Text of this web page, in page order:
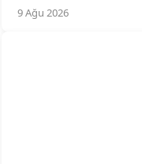
9 Ağu 2026